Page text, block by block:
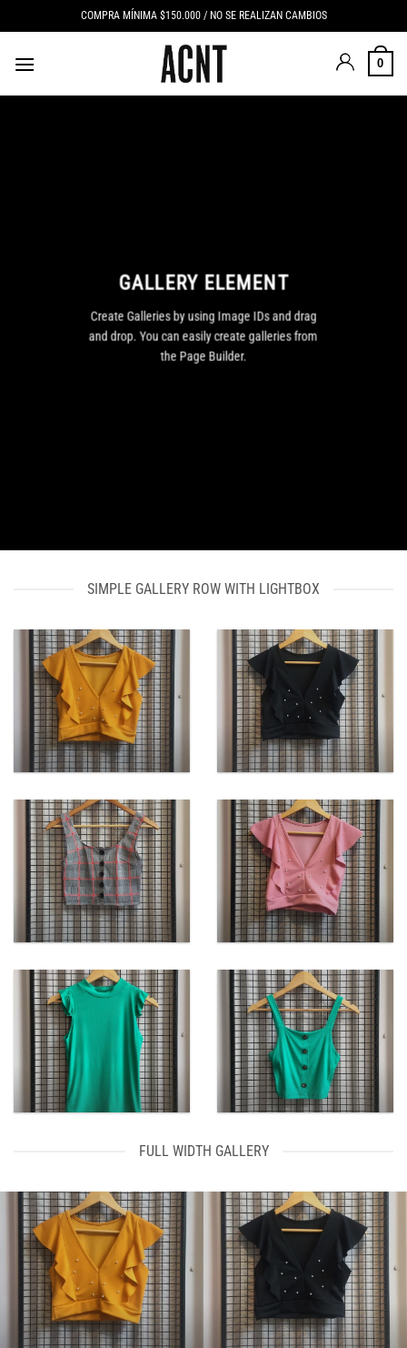
al
contenido
COMPRA MÍNIMA $150.000 / NO SE REALIZAN CAMBIOS
0
GALLERY ELEMENT
Create Galleries by using Image IDs and drag
and drop. You can easily create galleries from
the Page Builder.
SIMPLE GALLERY ROW WITH LIGHTBOX
FULL WIDTH GALLERY